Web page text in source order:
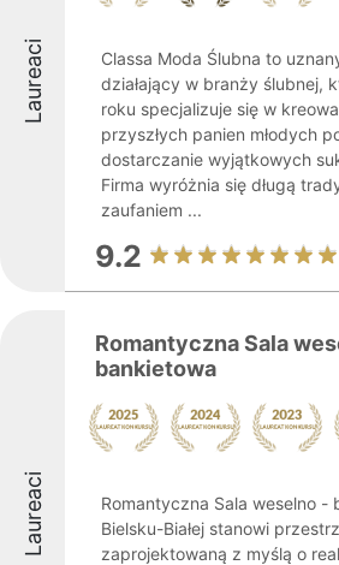
Laureaci
Classa Moda Ślubna to
działający w branży ślubnej,
roku specjalizuje się w
przyszłych panien młodych
dostarczanie wyjątkowych
Firma wyróżnia się długą
zaufaniem ...
9.2
Laureaci
Romantyczna Sala
bankietowa
Romantyczna Sala weselno -
Bielsku-Białej stanowi
zaprojektowaną z myślą o